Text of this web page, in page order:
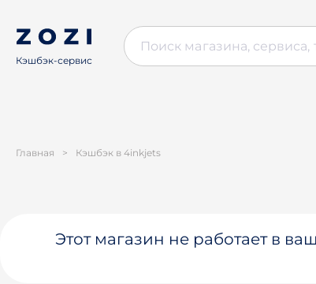
Кэшбэк-сервис
Главная > Кэшбэк в 4inkjets
Этот магазин не работает в